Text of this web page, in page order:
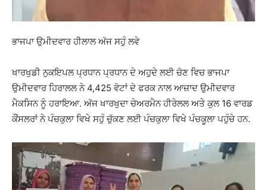
ਭਾਜਪਾ ਉਮੀਦਵਾਰ ਹੀਲਾਲ ਅੱਜ ਸਹੁੰ ਲਵੇ
ਖਾਰਖੁਡੀ ਨੁਕਇਪਲ ਪ੍ਰਧਾਨ ਪ੍ਰਧਾਨ ਦੇ ਅਹੁਦੇ ਲਈ ਚੋਣ ਵਿਚ ਭਾਜਪਾ
ਉਮੀਦਵਾਰ ਹਿਰਾਲਲ ਨੇ 4,425 ਵੋਟਾਂ ਦੇ ਫਰਕ ਨਾਲ ਆਜ਼ਾਦ ਉਮੀਦਵਾਰ
ਮੈਕਸਿਨ ਨੂੰ ਹਰਾਇਆ. ਅੱਜ ਖਾਰਖੁਦਾ ਚੇਅਰਮੈਨ ਹੀਰੇਲਲ ਅਤੇ ਕੁਲ 16 ਵਾਰਡ
ਕੌਂਸਲਰਾਂ ਨੇ ਪੰਚਕੁਲਾ ਵਿਖੇ ਸਹੁੰ ਚੁੱਕਣ ਲਈ ਪੰਚਕੁਲਾ ਵਿਖੇ ਪੰਚਕੂਲਾ ਪਹੁੰਚੇ ਹਨ.